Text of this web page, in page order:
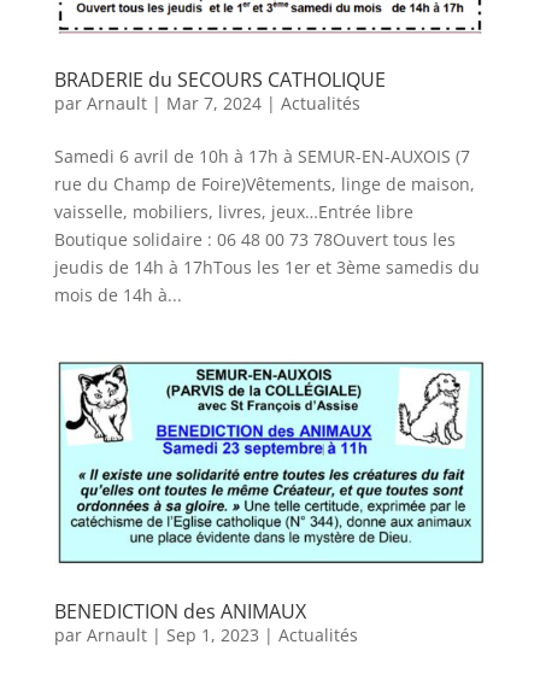
BRADERIE du SECOURS CATHOLIQUE
par Arnault| Mar 7, 2024| Actualités
Samedi 6 avril de 10h à 17h à SEMUR-EN-AUXOIS (7
rue du Champ de Foire)Vêtements, linge de maison,
vaisselle, mobiliers, livres, jeux…Entrée libre
Boutique solidaire : 06 48 00 73 78Ouvert tous les
jeudis de 14h à 17hTous les 1er et 3ème samedis du
mois de 14h à...
BENEDICTION des ANIMAUX
par Arnault| Sep 1, 2023 | Actualités